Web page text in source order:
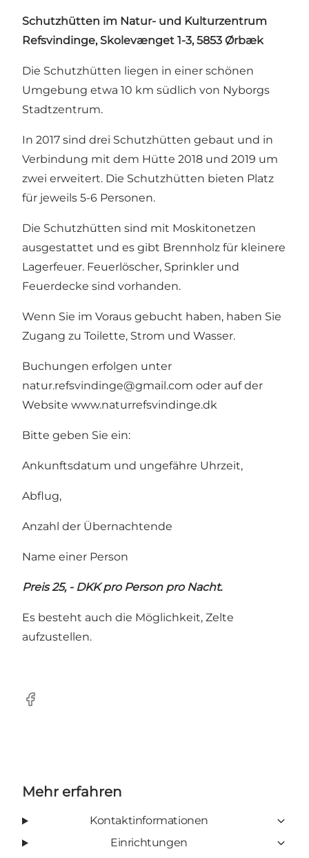
Schutzhütten im Natur- und Kulturzentrum
Refsvindinge, Skolevænget 1-3, 5853 Ørbæk
Die Schutzhütten liegen in einer schönen
Umgebung etwa 10 km südlich von Nyborgs
Stadtzentrum.
In 2017 sind drei Schutzhütten gebaut und in
Verbindung mit dem Hütte 2018 und 2019 um
zwei erweitert. Die Schutzhütten bieten Platz
für jeweils 5-6 Personen.
Die Schutzhütten sind mit Moskitonetzen
ausgestattet und es gibt Brennholz für kleinere
Lagerfeuer. Feuerlöscher, Sprinkler und
Feuerdecke sind vorhanden.
Wenn Sie im Voraus gebucht haben, haben Sie
Zugang zu Toilette, Strom und Wasser.
Buchungen erfolgen unter
natur.refsvindinge@gmail.com oder auf der
Website www.naturrefsvindinge.dk
Bitte geben Sie ein:
Ankunftsdatum und ungefähre Uhrzeit,
Abflug,
Anzahl der Übernachtende
Name einer Person
Preis 25, - DKK pro Person pro Nacht.
Es besteht auch die Möglichkeit, Zelte
aufzustellen.
Facebook
Mehr erfahren
Kontaktinformationen
Einrichtungen